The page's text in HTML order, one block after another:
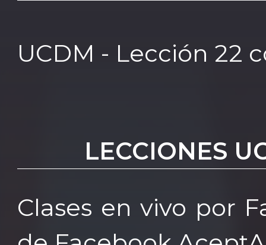
UCDM - Lección 22
LECCIONES
Clases en vivo por